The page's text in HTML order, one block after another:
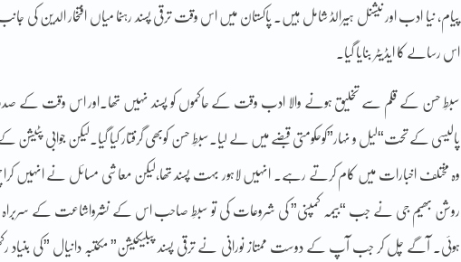
پیام، نیا ادب اور نیشنل ہیرالڈ شامل ہیں۔ پاکستان میں اس وقت ترقی پسند رہنما میاں افتخار الدین کی
اس رسالے کا ایڈیٹر بنایا گیا۔
سبطِ حسن کے قلم سے تخلیق ہونے والا ادب وقت کے حاکموں کو پسند نہیں تھا۔اور اس وقت کے صدر
پالیسی کے تحت“لیل و نہار”کوحکومتی قبضے میں لے لیا۔سبطِ حسن کوبھی گرفتار کیا گیا۔لیکن جوابی پٹیشن
وہ مختلف اخبارات میں کام کرتے رہے۔ انہیں لاہور بہت پسند تھا،لیکن معاشی مسائل نے انہیں
روشن بھیم جی نے جب “بیمہ کمپنی” کی شروعات کی تو سبطِ صاحب اس کے نشرواشاعت کے سربراہ
ہوئی۔ آگے چل کر جب آپ کے دوست ممتاز نورانی نے ترقی پسند پبلیکیشن” مکتبہ دانیال ”کی بنیاد